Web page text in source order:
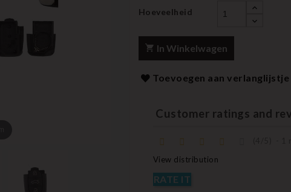
Hoeveelheid
In Winkelwagen
Toevoegen aan verlanglijstje
Customer ratings and
View distribution
RATE IT